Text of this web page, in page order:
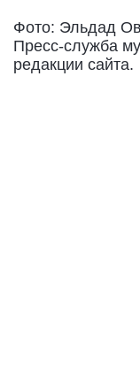
Фото: Эльдад
Пресс-служба
редакции сайта.